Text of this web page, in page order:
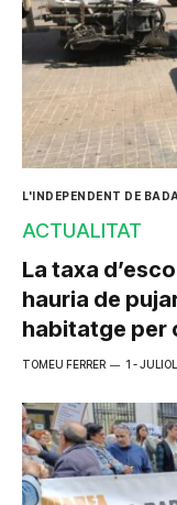
L'INDEPENDENT DE
ACTUALITAT
La taxa
hauria de
habitatge per
TOMEU FERRER 1 -